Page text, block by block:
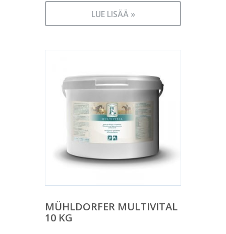
LUE LISÄÄ »
MÜHLDORFER MULTIVITAL
10 KG